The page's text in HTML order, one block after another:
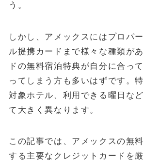
POPULAR
October 1, 2024 お金
と「4%ルール」の落とし穴を解説
May 13, 2025 投資・資産運用
新NISA【月10万・20万・30万積立】20年
ションと年代別・目標別運用戦略(2025年最
変わる？パート・主婦必見、税金と社会保
イド
う。
しかし、アメックスにはプロパ
ル提携カードまで様々な種類が
ドの無料宿泊特典が自分に合っ
ってしまう方も多いはずです。
対象ホテル、利用できる曜日な
て大きく異なります。
この記事では、アメックスの無
する主要なクレジットカードを